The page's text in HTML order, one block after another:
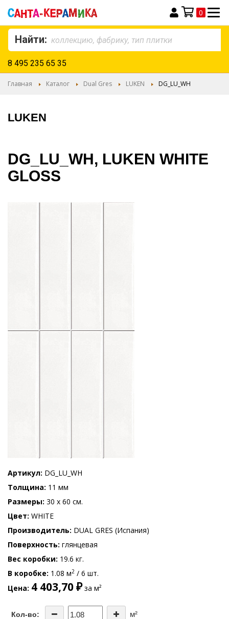
Моя корзина
0
Найти:
8 495 235 65 35
Главная Каталог Dual Gres LUKEN DG_LU_WH
LUKEN
DG_LU_WH, LUKEN WHITE
GLOSS
Артикул DG_LU_WH
Толщина 11 мм
Размеры 30 x 60 см.
Цвет WHITE
Производитель DUAL GRES (Испания)
Поверхность глянцевая
Вес коробки 19.6 кг.
В коробке 1.08 м2 / 6 шт.
Цена 4 403,70 ₽за м²
Кол-во:
м²